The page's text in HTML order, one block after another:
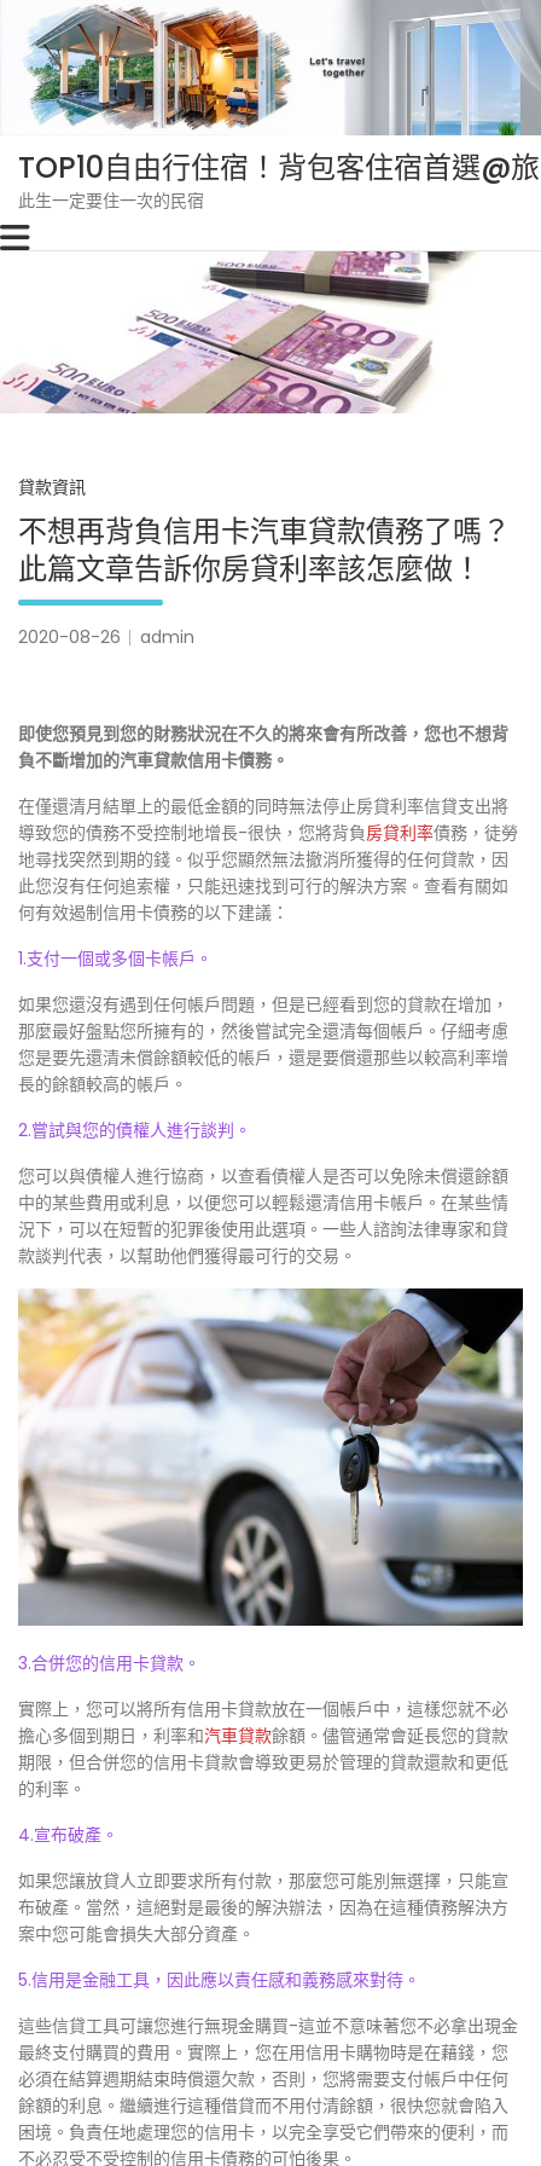
content
TOP10自由行住宿！背包客住宿首選@
此生一定要住一次的民宿
貸款資訊
不想再背負信用卡汽車貸款債務了嗎？
此篇文章告訴你房貸利率該怎麼做！
2020-08-26 admin
即使您預見到您的財務狀況在不久的將來會有所改善，您也不想背
負不斷增加的汽車貸款信用卡債務。
在僅還清月結單上的最低金額的同時無法停止房貸利率信貸支出將
導致您的債務不受控制地增長-很快，您將背負房貸利率債務，徒勞
地尋找突然到期的錢。似乎您顯然無法撤消所獲得的任何貸款，因
此您沒有任何追索權，只能迅速找到可行的解決方案。查看有關如
何有效遏制信用卡債務的以下建議：
1.支付一個或多個卡帳戶。
如果您還沒有遇到任何帳戶問題，但是已經看到您的貸款在增加，
那麼最好盤點您所擁有的，然後嘗試完全還清每個帳戶。仔細考慮
您是要先還清未償餘額較低的帳戶，還是要償還那些以較高利率增
長的餘額較高的帳戶。
2.嘗試與您的債權人進行談判。
您可以與債權人進行協商，以查看債權人是否可以免除未償還餘額
中的某些費用或利息，以便您可以輕鬆還清信用卡帳戶。在某些情
況下，可以在短暫的犯罪後使用此選項。一些人諮詢法律專家和貸
款談判代表，以幫助他們獲得最可行的交易。
3.合併您的信用卡貸款。
實際上，您可以將所有信用卡貸款放在一個帳戶中，這樣您就不必
擔心多個到期日，利率和汽車貸款餘額。儘管通常會延長您的貸款
期限，但合併您的信用卡貸款會導致更易於管理的貸款還款和更低
的利率。
4.宣布破產。
如果您讓放貸人立即要求所有付款，那麼您可能別無選擇，只能宣
布破產。當然，這絕對是最後的解決辦法，因為在這種債務解決方
案中您可能會損失大部分資產。
5.信用是金融工具，因此應以責任感和義務感來對待。
這些信貸工具可讓您進行無現金購買-這並不意味著您不必拿出現金
最終支付購買的費用。實際上，您在用信用卡購物時是在藉錢，您
必須在結算週期結束時償還欠款，否則，您將需要支付帳戶中任何
餘額的利息。繼續進行這種借貸而不用付清餘額，很快您就會陷入
困境。負責任地處理您的信用卡，以完全享受它們帶來的便利，而
不必忍受不受控制的信用卡債務的可怕後果。